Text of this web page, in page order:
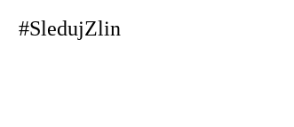
#SledujZlin